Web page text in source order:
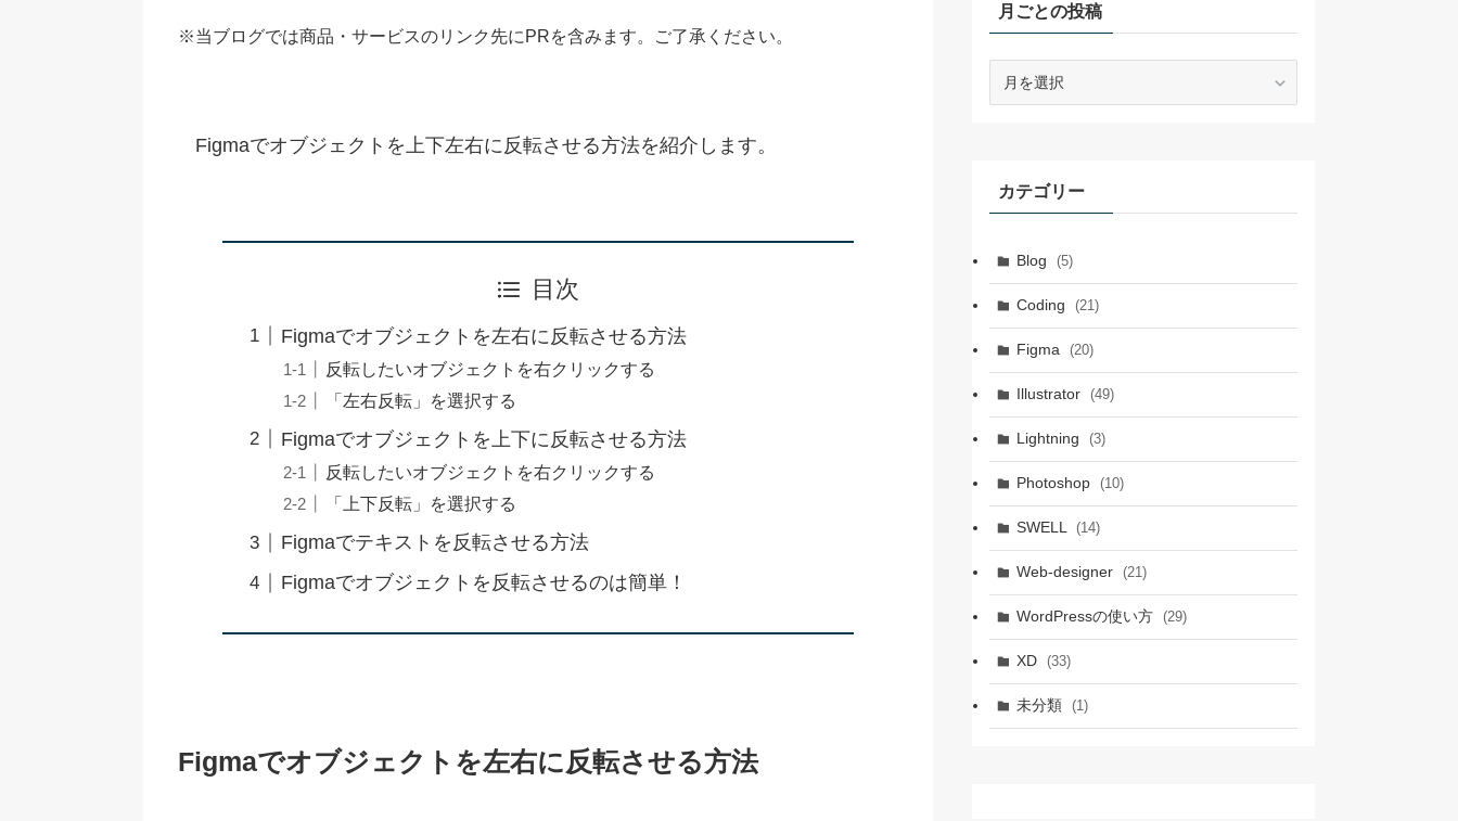
※当ブログでは商品・サービスのリンク先にPRを含みます。 ご了承ください。
Figmaでオブジェクトを上下左右に反転させる方法を紹介します。
目次
Figmaでオブジェクトを左右に反転させる方法
反転したいオブジェクトを右クリックする
「左右反転」を選択する
Figmaでオブジェクトを上下に反転させる方法
反転したいオブジェクトを右クリックする
「上下反転」を選択する
Figmaでテキストを反転させる方法
Figmaでオブジェクトを反転させるのは簡単！
Figmaでオブジェクトを左右に反転させる方法
月ごとの投稿
稿カテゴリー
Blog (5)
Coding (21)
Figma (20)
Illustrator (49)
Lightning (3)
Photoshop (10)
SWELL (14)
Web-designer (21)
WordPressの使い方 (29)
XD (33)
未分類 (1)